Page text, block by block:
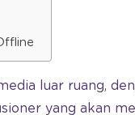
luar ruang,
yang akan